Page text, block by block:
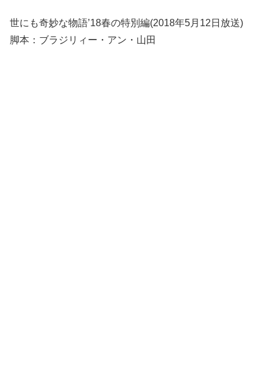
世にも奇妙な物語’18春の特別編(2018年5月12日放送)
脚本：ブラジリィー・アン・山田